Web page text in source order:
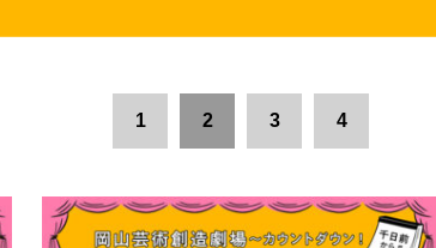
1 2 3 4